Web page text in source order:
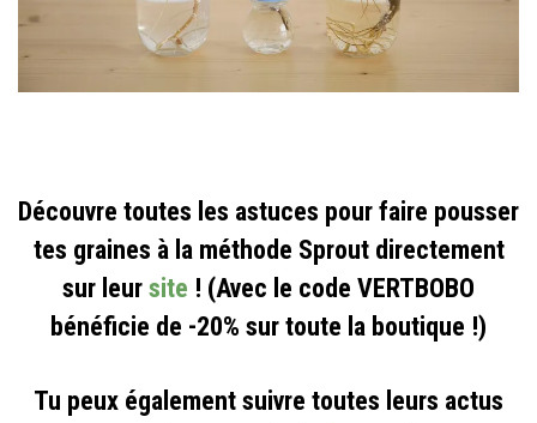
Découvre toutes les astuces pour faire pousser
tes graines à la méthode Sprout directement
sur leur site ! (Avec le code VERTBOBO
bénéficie de -20% sur toute la boutique !)
Tu peux également suivre toutes leurs actus